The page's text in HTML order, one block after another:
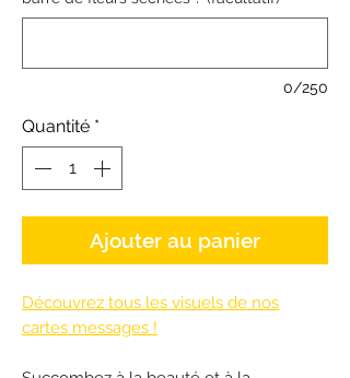
0/250
Quantité *
Ajouter au panier
Découvrez tous les visuels de nos
cartes messages !